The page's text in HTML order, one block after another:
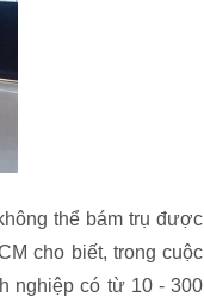
thể bám trụ được
cho biết, trong cuộc
nghiệp có từ 10 - 300